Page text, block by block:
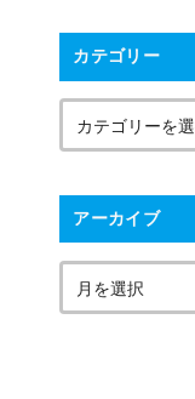
カテゴリー
アーカイブ